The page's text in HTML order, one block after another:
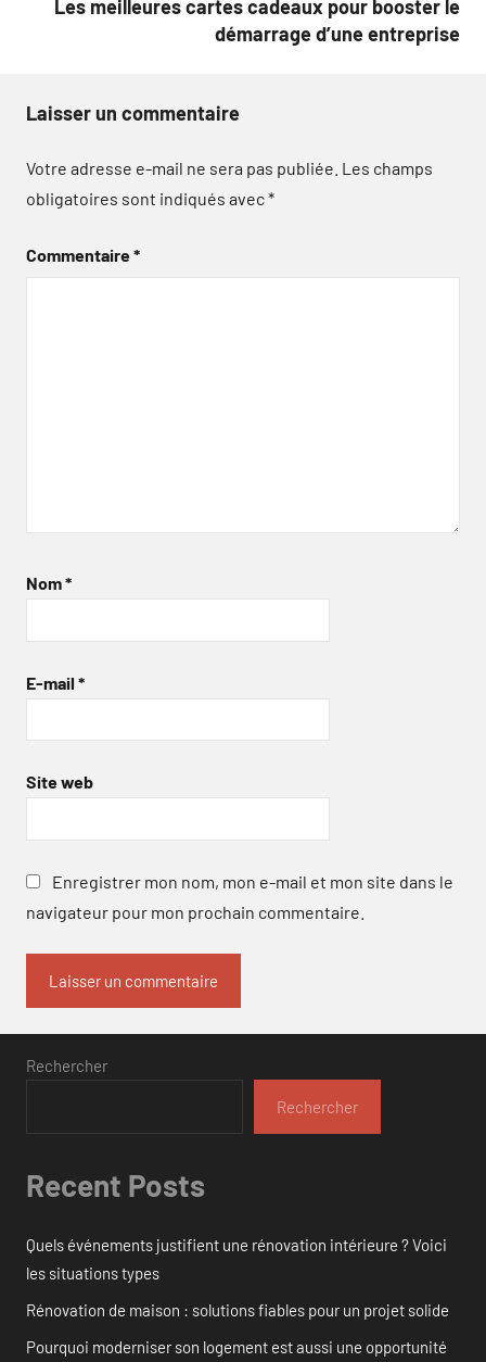
Les meilleures cartes cadeaux pour booster le
démarrage d’une entreprise
Laisser un commentaire
Votre adresse e-mail ne sera pas publiée. Les champs
obligatoires sont indiqués avec*
Commentaire*
Nom*
E-mail *
Site web
Enregistrer mon nom, mon e-mail et mon site dans le
navigateur pour mon prochain commentaire.
Rechercher
Rechercher
Recent Posts
Quels événements justifient une rénovation intérieure ? Voici
les situations types
Rénovation de maison : solutions fiables pour un projet solide
Pourquoi moderniser son logement est aussi une opportunité